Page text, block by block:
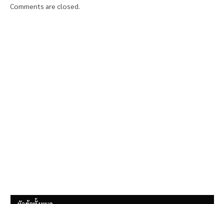
Comments are closed.